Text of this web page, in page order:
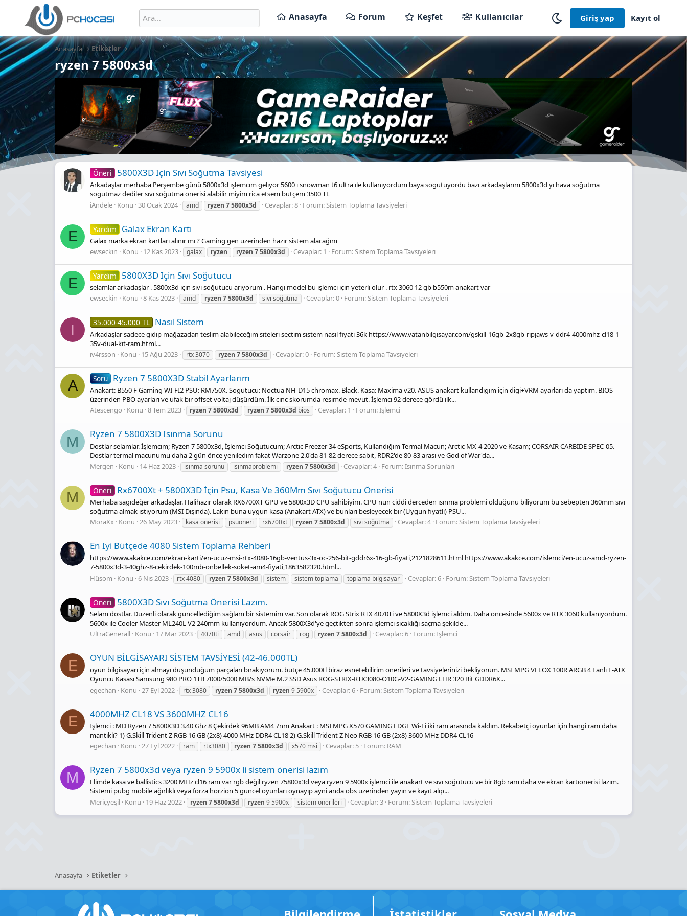
Anasayfa Forum Keşfet Kullanıcılar Giriş yap Kayıt ol
Anasayfa Etiketler
ryzen 7 5800x3d
Öneri 5800X3D Için Sıvı Soğutma Tavsiyesi
Arkadaşlar merhaba Perşembe günü 5800x3d işlemcim geliyor 5600 i snowman t6 ultra ile kullanıyordum baya sogutuyordu bazı arkadaşlarım 5800x3d yi hava soğutma
sogutmaz dediler sıvı soğutma önerisi alabilir miyim rica etsem bütçem 3500 TL
iAndele Konu 30 Ocak 2024 amd ryzen 75800x3d Cevaplar: 8 Forum: Sistem Toplama Tavsiyeleri
E Yardım Galax Ekran Kartı
Galax marka ekran kartları alınır mı ? Gaming gen üzerinden hazır sistem alacağım
ewseckin
Konu 12 Kas 2023 galax ryzen ryzen 75800x3d Cevaplar: 1 Forum:Sistem Toplama Tavsiyeleri
E Yardım 5800X3D Için Sıvı Soğutucu
selamlar arkadaşlar . 5800x3d için sıvı soğutucu arıyorum . Hangi model bu işlemci için yeterli olur . rtx 3060 12 gb b550m anakart var
ewseckin
Konu 8 Kas 2023 amd ryzen 75800x3d sıvı soğutma Cevaplar: 0 Forum:Sistem Toplama Tavsiyeleri
I 35.000-45.000 TL Nasıl Sistem
Arkadaşlar sadece gidip mağazadan teslim alabileceğim siteleri sectim sistem nasıl fiyati 36k https://www.vatanbilgisayar.com/gskill-16gb-2x8gb-ripjaws-v-ddr4-4000mhz-cl18-1-
35v-dual-kit-ram.html...
iv4rsson
Konu 15 Ağu 2023 rtx 3070 ryzen 75800x3d Cevaplar: 0 Forum:Sistem Toplama Tavsiyeleri
A Soru Ryzen 7 5800X3D Stabil Ayarlarım
Anakart: B550 F Gaming WI-FI2 PSU: RM750X. Sogutucu: Noctua NH-D15 chromax. Black. Kasa: Maxima v20. ASUS anakart kullandıgım için digi+VRM ayarları da yaptım. BIOS
üzerinden PBO ayarları ve ufak bir offset voltaj düşürdüm. İlk cinc skorumda resimde mevut. İşlemci 92 derece gördü ilk...
Atescengo
Konu 8 Tem 2023 ryzen 75800x3d ryzen 75800x3d bios Cevaplar: 1 Forum:İşlemci
M Ryzen 7 5800X3D Isınma Sorunu
Dostlar selamlar. İşlemcim; Ryzen 7 5800x3d, İşlemci Soğutucum; Arctic Freezer 34 eSports, Kullandığım Termal Macun; Arctic MX-4 2020 ve Kasam; CORSAIR CARBIDE SPEC-05.
Dostlar termal macunumu daha 2 gün önce yeniledim fakat Warzone 2.0'da 81-82 derece sabit, RDR2'de 80-83 arası ve God of War'da...
Mergen
Konu 14 Haz 2023 ısınma sorunu ısınmaproblemi ryzen 75800x3d Cevaplar: 4 Forum:Isınma Sorunları
M Öneri Rx6700Xt + 5800X3D İçin Psu, Kasa Ve 360Mm Sıvı Soğutucu Önerisi
Merhaba sagıdeğer arkadaşlar. Halihazır olarak RX6700XT GPU ve 5800x3D CPU sahibiyim. CPU nun ciddi derceden ısınma problemi olduğunu biliyorum bu sebepten 360mm sıvı
soğutma almak istiyorum (MSI Dışında). Lakin buna uygun kasa (Anakart ATX) ve bunları besleyecek bir (Uygun fiyatlı) PSU...
MoraXx Konu 26 May 2023 kasa önerisi psuöneri rx6700xt ryzen 75800x3d sıvı soğutma Cevaplar: 4 Forum:Sistem Toplama Tavsiyeleri
En Iyi Bütçede 4080 Sistem Toplama Rehberi
https://www.akakce.com/ekran-karti/en-ucuz-msi-rtx-4080-16gb-ventus-3x-oc-256-bit-gddr6x-16-gb-fiyati,2121828611.html https://www.akakce.com/islemci/en-ucuz-amd-ryzen-
7-5800x3d-3-40ghz-8-cekirdek-100mb-onbellek-soket-am4-fiyati,1863582320.html...
Hüsom
Konu 6 Nis 2023 rtx 4080 ryzen 75800x3d si̇stem si̇stem toplama toplama bilgisayar Cevaplar: 6 Forum:Sistem Toplama Tavsiyeleri
Öneri 5800X3D Sıvı Soğutma Önerisi Lazım.
Selam dostlar. Düzenli olarak güncellediğim sağlam bir sistemim var. Son olarak ROG Strix RTX 4070Ti ve 5800X3d işlemci aldım. Daha öncesinde 5600x ve RTX 3060 kullanıyordum.
5600x ile Cooler Master ML240L V2 240mm kullanıyordum. Ancak 5800X3d'ye geçtikten sonra işlemci sıcaklığı saçma şekilde...
UltraGenerall Konu 17 Mar 2023 4070ti amd asus corsair rog ryzen 75800x3d Cevaplar: 6 Forum:İşlemci
E OYUN BİLGİSAYARI SİSTEM TAVSİYESİ (42-46.000TL)
oyun bilgisayarı için almayı düşündüğüm parçaları bırakıyorum. bütçe 45.000tl biraz esnetebilirim önerileri ve tavsiyelerinizi bekliyorum. MSI MPG VELOX 100R ARGB 4 Fanlı E-ATX
Oyuncu Kasası Samsung 980 PRO 1TB 7000/5000 MB/s NVMe M.2 SSD Asus ROG-STRIX-RTX3080-O10G-V2-GAMING LHR 320 Bit GDDR6X...
egechan
Konu 27 Eyl 2022 rtx 3080 ryzen 75800x3d ryzen 9 5900x Cevaplar: 6 Forum:Sistem Toplama Tavsiyeleri
E 4000MHZ CL18 VS 3600MHZ CL16
İşlemci : MD Ryzen 7 5800X3D 3.40 Ghz 8 Çekirdek 96MB AM4 7nm Anakart : MSI MPG X570 GAMING EDGE Wi-Fi iki ram arasında kaldım. Rekabetçi oyunlar için hangi ram daha
mantıklı? 1) G.Skill Trident Z RGB 16 GB (2x8) 4000 MHz DDR4 CL18 2) G.Skill Trident Z Neo RGB 16 GB (2x8) 3600 MHz DDR4 CL16
egechan
Konu 27 Eyl 2022 ram rtx3080 ryzen 75800x3d x570 msi Cevaplar: 5 Forum: RAM
M Ryzen 7 5800x3d veya ryzen 9 5900x li sistem önerisi lazım
Elimde kasa ve ballistics 3200 MHz cl16 ram var rgb değil ryzen 75800x3d veya ryzen 9 5900x işlemci ile anakart ve sıvı soğutucu ve bir 8gb ram daha ve ekran kartıönerisi lazım.
Sistemi pubg mobile ağırlıklı veya forza horzion 5 güncel oyunları oynayıp ayni anda obs üzerinden yayın ve kayıt alıp...
Meriçyeşil Konu 19 Haz 2022 ryzen 75800x3d ryzen 9 5900x sistem önerileri Cevaplar: 3 Forum: Sistem Toplama Tavsiyeleri
Anasayfa Etiketler